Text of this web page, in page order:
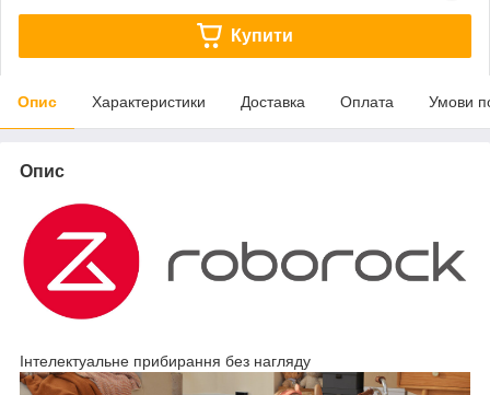
Купити
Опис Характеристики Доставка Оплата Умови
Опис
Інтелектуальне прибирання без нагляду